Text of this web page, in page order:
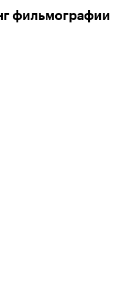
фильмографии